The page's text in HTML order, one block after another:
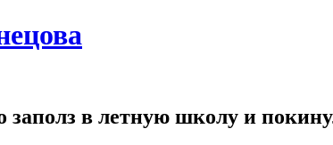
в летную школу и